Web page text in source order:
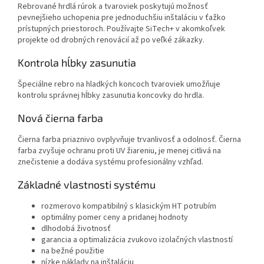
Rebrované hrdlá rúrok a tvaroviek poskytujú možnosť
pevnejšieho uchopenia pre jednoduchšiu inštaláciu v ťažko
prístupných priestoroch. Používajte SiTech+ v akomkoľvek
projekte od drobných renovácií až po veľké zákazky.
Kontrola hĺbky zasunutia
Špeciálne rebro na hladkých koncoch tvaroviek umožňuje
kontrolu správnej hĺbky zasunutia koncovky do hrdla.
Nová čierna farba
Čierna farba priaznivo ovplyvňuje trvanlivosť a odolnosť. Čierna
farba zvyšuje ochranu proti UV žiareniu, je menej citlivá na
znečistenie a dodáva systému profesionálny vzhľad.
Základné vlastnosti systému
rozmerovo kompatibilný s klasickým HT potrubím
optimálny pomer ceny a pridanej hodnoty
dlhodobá životnosť
garancia a optimalizácia zvukovo izolačných vlastností
na bežné použitie